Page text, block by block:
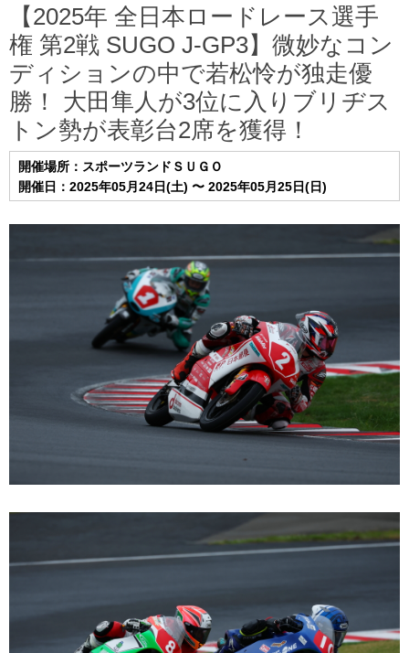
ポイントランキング
【2025年 全日本ロードレース選手
権 第2戦 SUGO J-GP3】微妙なコン
ディションの中で若松怜が独走優
勝！ 大田隼人が3位に入りブリヂス
トン勢が表彰台2席を獲得！
開催場所：スポーツランドＳＵＧＯ
開催日：2025年05月24日(土) 〜 2025年05月25日(日)